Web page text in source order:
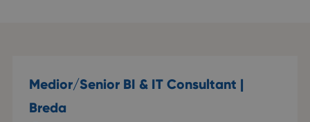
Medior/Senior BI & IT Consultant |
Breda